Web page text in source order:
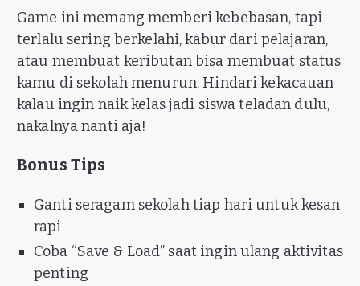
Game ini memang memberi kebebasan, tapi
terlalu sering berkelahi, kabur dari pelajaran,
atau membuat keributan bisa membuat status
kamu di sekolah menurun. Hindari kekacauan
kalau ingin naik kelas jadi siswa teladan dulu,
nakalnya nanti aja!
Bonus Tips
Ganti seragam sekolah tiap hari untuk kesan
rapi
Coba “Save & Load” saat ingin ulang aktivitas
penting